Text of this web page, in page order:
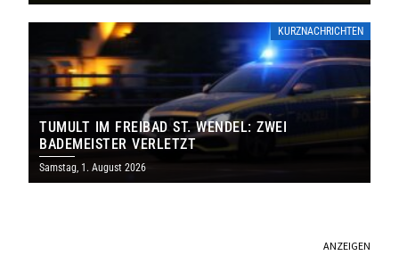
KURZNACHRICHTEN
TUMULT IM FREIBAD ST. WENDEL: ZWEI
BADEMEISTER VERLETZT
Samstag, 1. August 2026
ANZEIGEN